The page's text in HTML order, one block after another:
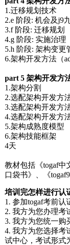
1.迁移规划技术
2.e 阶段: 机会及j9
3.f 阶段: 迁移规划
4.g 阶段: 实施治理
5.h 阶段: 架构变更
6.架构开发方法（
part 5 架构开发方
1.架构分割
2.选配架构开发方
3.选配架构开发方
4.选配架构开发方
5.架构成熟度模型
6.架构技能框架
4天
教材包括《togaf中
口袋书》、《
培训完怎样进行认
1. 参加togaf考前认
2. 我方为您办理考
3. 我方为您统一购
4. 我方为您选择考
试中心，考试形式